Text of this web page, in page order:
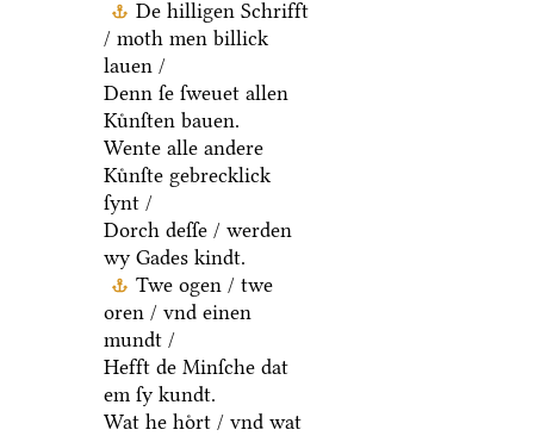
De hilligen Schrifft
/ moth men billick
lauen /
Denn ſe ſweuet allen
Kuͤnſten bauen.
Wente alle andere
Kuͤnſte gebrecklick
ſynt /
Dorch deſſe / werden
wy Gades kindt.
Twe ogen / twe
oren / vnd einen
mundt /
Hefft de Minſche dat
em ſy kundt.
Wat he hoͤrt / vnd wat